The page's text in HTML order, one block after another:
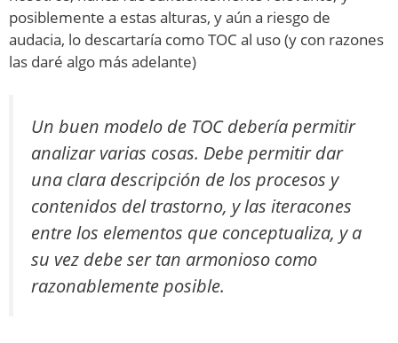
posiblemente a estas alturas, y aún a riesgo de
audacia, lo descartaría como TOC al uso (y con razones
las daré algo más adelante)
Un buen modelo de TOC debería permitir
analizar varias cosas. Debe permitir dar
una clara descripción de los procesos y
contenidos del trastorno, y las iteracones
entre los elementos que conceptualiza, y a
su vez debe ser tan armonioso como
razonablemente posible.